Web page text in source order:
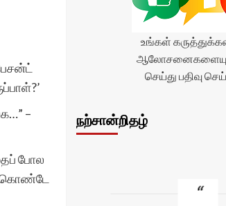
–
போல
உங்கள்
செய்து பதிவு
நற்சான்றிதழ்